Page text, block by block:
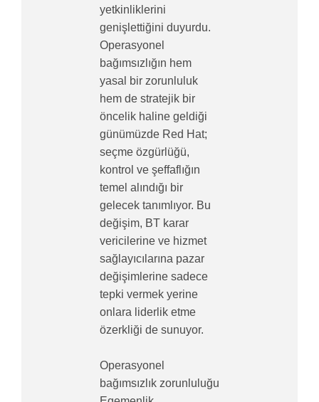
yetkinliklerini
genişlettiğini duyurdu.
Operasyonel
bağımsızlığın hem
yasal bir zorunluluk
hem de stratejik bir
öncelik haline geldiği
günümüzde Red Hat;
seçme özgürlüğü,
kontrol ve şeffaflığın
temel alındığı bir
gelecek tanımlıyor. Bu
değişim, BT karar
vericilerine ve hizmet
sağlayıcılarına pazar
değişimlerine sadece
tepki vermek yerine
onlara liderlik etme
özerkliği de sunuyor.
Operasyonel
bağımsızlık zorunluluğu